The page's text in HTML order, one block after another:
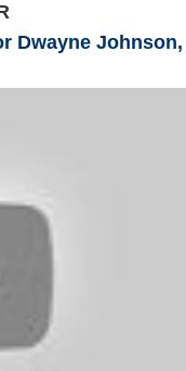
Dwayne Johnson,